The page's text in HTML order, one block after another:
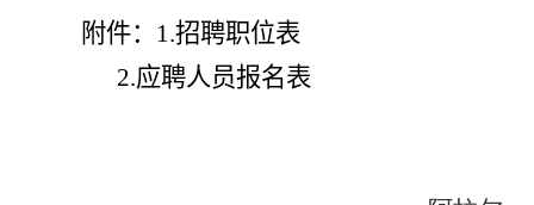
附件：1.招聘职位表
2.应聘人员报名表